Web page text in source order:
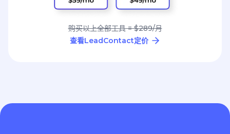
购买以上全部工具 = $289/月
查看LeadContact定价